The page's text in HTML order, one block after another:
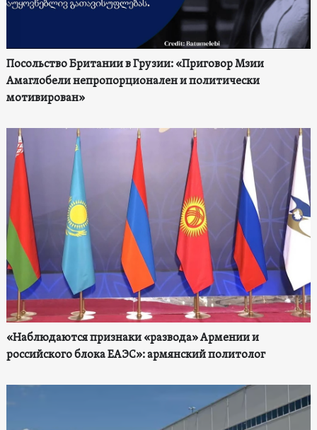
Посольство Британии в Грузии: «Приговор Мзии
Амаглобели непропорционален и политически
мотивирован»
«Наблюдаются признаки «развода» Армении и
российского блока ЕАЭС»: армянский политолог